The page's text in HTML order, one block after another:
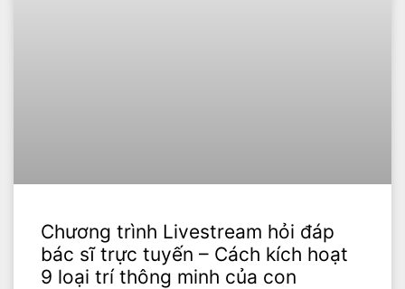
Chương trình Livestream hỏi đáp
bác sĩ trực tuyến – Cách kích hoạt
9 loại trí thông minh của con